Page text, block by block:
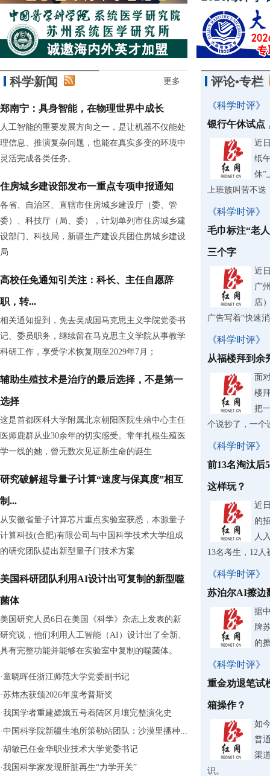
科学新闻 更多
郑南宁：具身智能，在物理世界中成长
人工智能的重要发展方向之一，是让机器不仅能处
理信息、推演复杂问题，也能在真实多变的环境中
灵活完成各类任务。
住房城乡建设部发布一重点专项申报通知
各省、自治区、直辖市住房城乡建设厅（委、管
委）、科技厅（局、委），计划单列市住房城乡建
设部门、科技局，新疆生产建设兵团住房城乡建设
局
高校任免通知引关注：科长、主任自愿辞
职，转...
相关通知提到，免去吴成国马克思主义学院党委书
记、委员职务，继续留在马克思主义学院从事教学
科研工作，享受学术恢复期至2029年7月；
辅助生殖技术是治疗的最后选择，不是第一
选择
这是首都医科大学附属北京朝阳医院生殖中心主任
医师鹿群从业30余年的切实感受。常年扎根生殖医
学一线的她，曾无数次见证新生命的诞生
研究破解超导量子计算“速度与保真度”相互
制...
从安徽省量子计算芯片重点实验室获悉，本源量子
计算科技(合肥)有限公司与中国科学技术大学组成
的研究团队提出新型量子门技术方案
美国科研团队利用AI设计出可复制的新型噬
菌体
美国研究人员6日在美国《科学》杂志上发表的新
研究说，他们利用人工智能（AI）设计出了全新、
具有完整功能并能够在实验室中复制的噬菌体。
·童晓晖任浙江师范大学党委副书记
·苏炜杰获颁2026年度考普斯奖
·我国学者重建嫦娥五号着陆区月壤完整演化史
·中国科学院新疆生地所策勒站团队：沙漠里播种...
·胡敏已任金华职业技术大学党委书记
·我国科学家发现肝脏再生“力学开关”
评论•专栏
《科学时评》
银行午休试点
近
纸
休”
上班族叫苦不迭
《科学时评》
毛巾标注“老
三个字
近
广
店
广告写着“快速
《科学时评》
从福楼拜到余
面
楼
把
个说抄了，一个
《科学时评》
前13名淘汰后
这样玩？
近
的
人
13名考生，12人
《科学时评》
苏泊尔AI擦边
据
牌
的
《科学时评》
重金劝退笔试
箱操作？
如
普
渠
识。